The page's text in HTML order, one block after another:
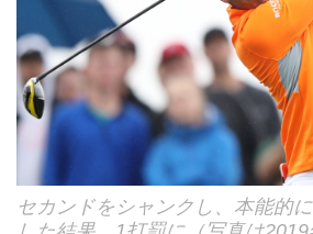
セカンドをシャンクし、本能的